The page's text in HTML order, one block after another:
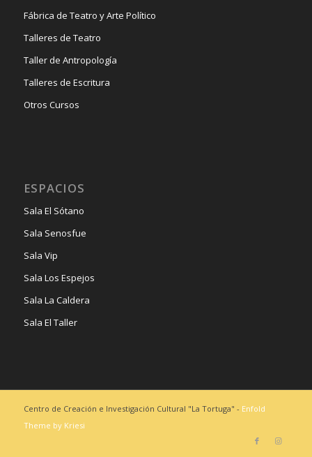
Fábrica de Teatro y Arte Político
Talleres de Teatro
Taller de Antropología
Talleres de Escritura
Otros Cursos
ESPACIOS
Sala El Sótano
Sala Senosfue
Sala Vip
Sala Los Espejos
Sala La Caldera
Sala El Taller
Centro de Creación e Investigación Cultural "La Tortuga" - Enfold
Theme by Kriesi